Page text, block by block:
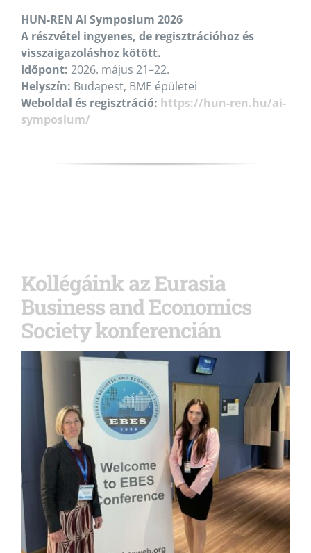
HUN-REN AI Symposium 2026
A részvétel ingyenes, de regisztrációhoz és
visszaigazoláshoz kötött.
Időpont: 2026. május 21–22.
Helyszín: Budapest, BME épületei
Weboldal és regisztráció: https://hun-ren.hu/ai-
symposium/
Kollégáink az Eurasia
Business and Economics
Society konferencián